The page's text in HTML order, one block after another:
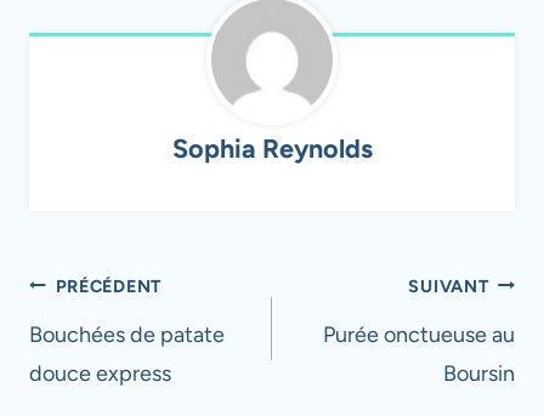
Sophia Reynolds
Navigation
de
l’article
PRÉCÉDENT
Bouchées de patate
douce express
SUIVANT
Purée onctueuse au
Boursin